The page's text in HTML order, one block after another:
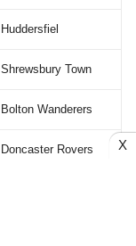
Huddersfiel
Shrewsbury Town
Bolton Wanderers
Doncaster Rovers X